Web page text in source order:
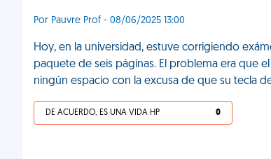
Por Pauvre Prof - 08/06/2025 13:00
Hoy, en la universidad, estuve corrigiendo
paquete de seis páginas. El problema era que
ningún espacio con la excusa de que su tecla
DE ACUERDO, ES UNA VIDA HP 0